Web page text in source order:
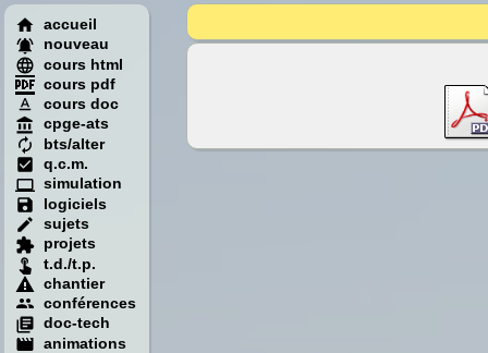
accueil
nouveau
cours html
cours pdf
cours doc
cpge-ats
bts/alter
q.c.m.
simulation
logiciels
sujets
projets
t.d./t.p.
chantier
conférences
doc-tech
animations